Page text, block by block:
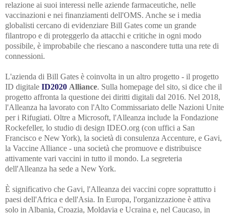
relazione ai suoi interessi nelle aziende farmaceutiche, nelle
vaccinazioni e nei finanziamenti dell'OMS. Anche se i media
globalisti cercano di evidenziare Bill Gates come un grande
filantropo e di proteggerlo da attacchi e critiche in ogni modo
possibile, è improbabile che riescano a nascondere tutta una rete di
connessioni.
L'azienda di Bill Gates è coinvolta in un altro progetto - il progetto
ID digitale ID2020 Alliance. Sulla homepage del sito, si dice che il
progetto affronta la questione dei diritti digitali dal 2016. Nel 2018,
l'Alleanza ha lavorato con l'Alto Commissariato delle Nazioni Unite
per i Rifugiati. Oltre a Microsoft, l'Alleanza include la Fondazione
Rockefeller, lo studio di design IDEO.org (con uffici a San
Francisco e New York), la società di consulenza Accenture, e Gavi,
la Vaccine Alliance - una società che promuove e distribuisce
attivamente vari vaccini in tutto il mondo. La segreteria
dell'Alleanza ha sede a New York.
È significativo che Gavi, l'Alleanza dei vaccini copre soprattutto i
paesi dell'Africa e dell'Asia. In Europa, l'organizzazione è attiva
solo in Albania, Croazia, Moldavia e Ucraina e, nel Caucaso, in